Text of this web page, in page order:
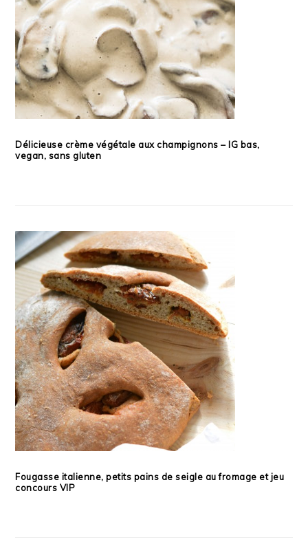
Délicieuse crème végétale aux champignons – IG bas,
vegan, sans gluten
Fougasse italienne, petits pains de seigle au fromage et jeu
concours VIP